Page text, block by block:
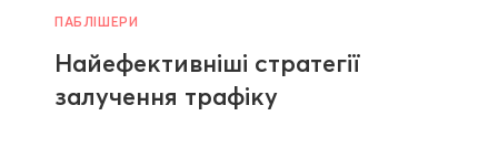
ПАБЛІШЕРИ
Найефективніші стратегії
залучення трафіку